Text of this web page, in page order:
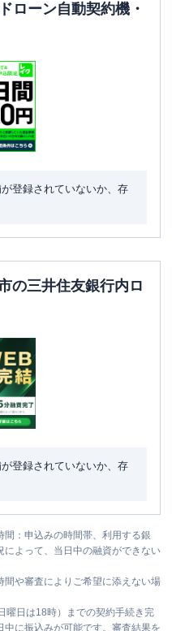
ローン自動契約機・
登録されていないか、存
の三井住友銀行内ロ
登録されていないか、存
：申込みの時間帯、利用する銀
よって、当日中の融資ができない
や審査によりご希望に添えない場
曜日は18時）までの契約手続き完
に振込みが可能です。審査結果を